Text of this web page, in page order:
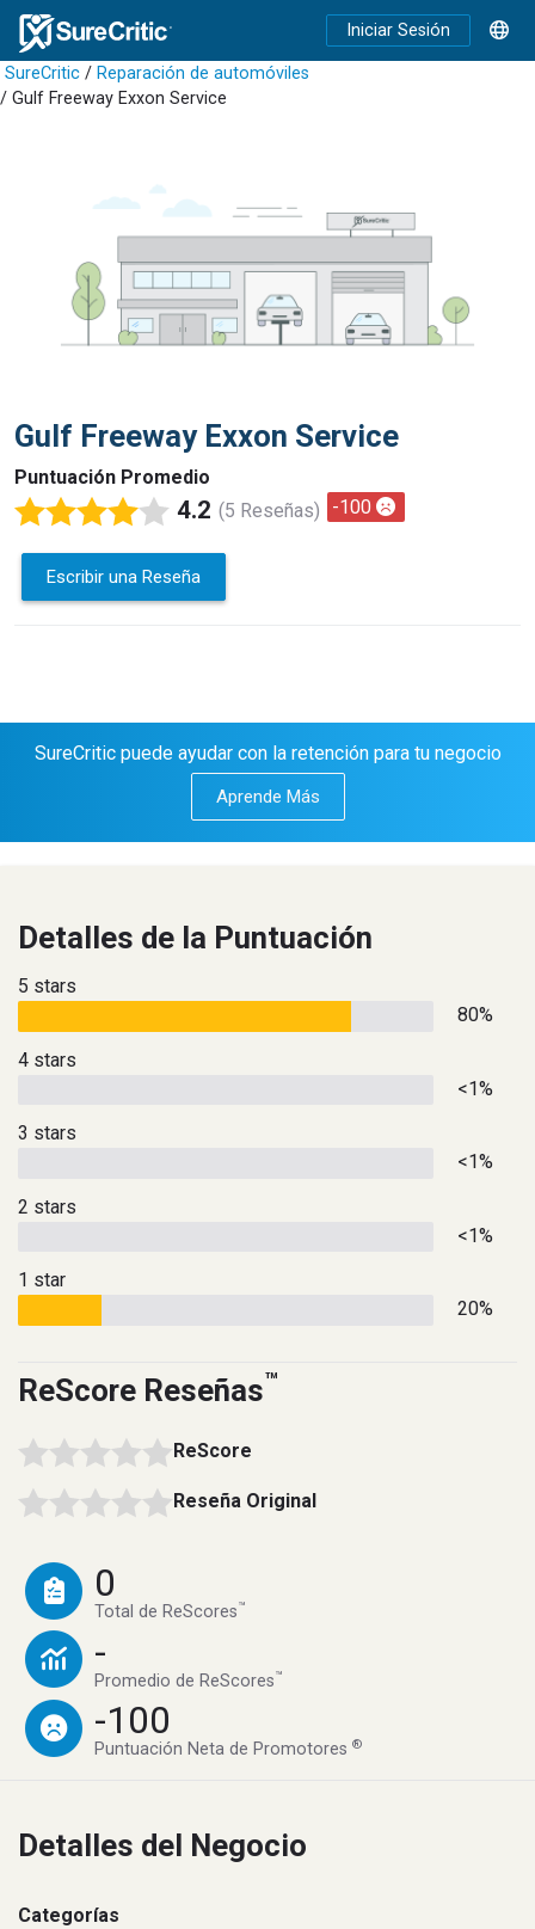
Iniciar Sesión
SureCritic / Reparación de automóviles
/ Gulf Freeway Exxon Service
Gulf Freeway Exxon Service
Puntuación Promedio
4.2 (5 Reseñas) -100
Escribir una Reseña
SureCritic puede ayudar con la retención para tu negocio
Aprende Más
Detalles de la Puntuación
5 stars
80%
4 stars
<1%
3 stars
<1%
2 stars
<1%
1 star
20%
ReScore Reseñas™
ReScore
Reseña Original
0
Total de ReScores™
-
Promedio de ReScores™
-100
Puntuación Neta de Promotores®
Detalles del Negocio
Categorías